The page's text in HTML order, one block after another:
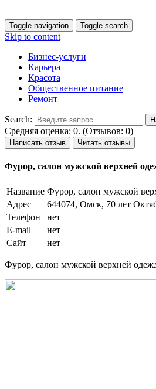
Toggle navigation Toggle search
Skip to content
Бизнес-услуги
Карьера
Красота
Общественное питание
Ремонт
Search:
Средняя оценка: 0. (Отзывов: 0)
Написать отзыв Читать отзывы
Фурор, салон мужской верхней
Название Фурор, салон мужской
Адрес
644074, Омск, 70 лет
Телефон
нет
E-mail
нет
Сайт
нет
Фурор, салон мужской верхней